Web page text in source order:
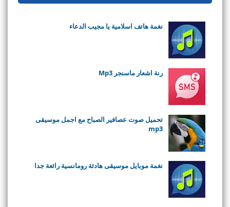
نغمة هاتف اسلامية يا مجيب الدعاء
رنة اشعار ماسنجر Mp3
تحميل صوت عصافير الصباح مع اجمل موسيقى
mp3
نغمة موبايل موسيقى هادئة رومانسية رائعة جدا